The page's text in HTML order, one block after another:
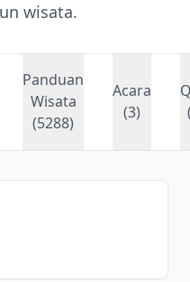
wisata.
Panduan
Wisata
(5288)
Acara
(3)